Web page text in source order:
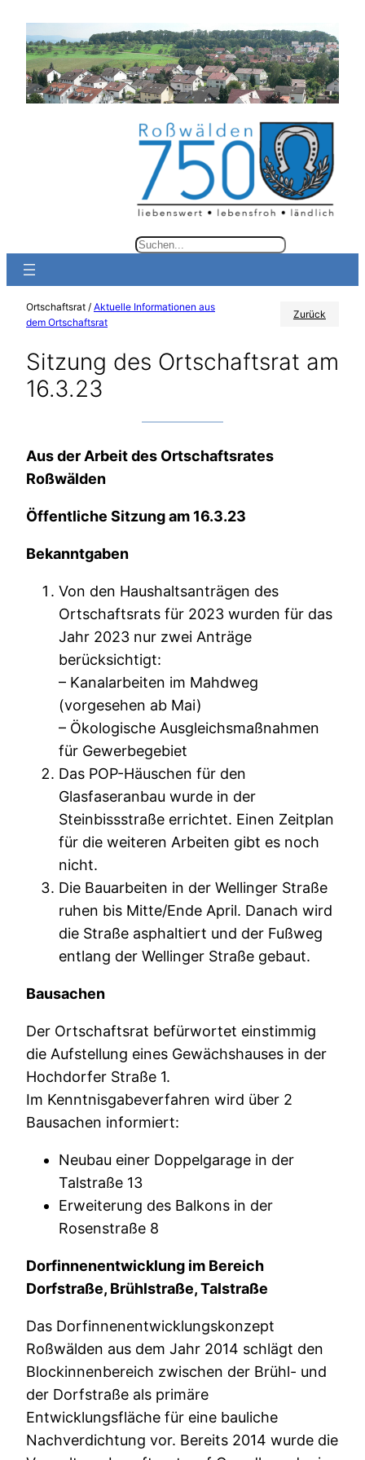
Inhalt
springen
S
c
h
n
Ortschaftsrat / Aktuelle Informationen aus
dem Ortschaftsrat
Zurück
Sitzung des Ortschaftsrat am
16.3.23
Aus der Arbeit des Ortschaftsrates
Roßwälden
Öffentliche Sitzung am 16.3.23
Bekanntgaben
Von den Haushaltsanträgen des
Ortschaftsrats für 2023 wurden für das
Jahr 2023 nur zwei Anträge
berücksichtigt:
– Kanalarbeiten im Mahdweg
(vorgesehen ab Mai)
– Ökologische Ausgleichsmaßnahmen
für Gewerbegebiet
Das POP-Häuschen für den
Glasfaseranbau wurde in der
Steinbissstraße errichtet. Einen Zeitplan
für die weiteren Arbeiten gibt es noch
nicht.
Die Bauarbeiten in der Wellinger Straße
ruhen bis Mitte/Ende April. Danach wird
die Straße asphaltiert und der Fußweg
entlang der Wellinger Straße gebaut.
Bausachen
Der Ortschaftsrat befürwortet einstimmig
die Aufstellung eines Gewächshauses in der
Hochdorfer Straße 1.
Im Kenntnisgabeverfahren wird über 2
Bausachen informiert:
Neubau einer Doppelgarage in der
Talstraße 13
Erweiterung des Balkons in der
Rosenstraße 8
Dorfinnenentwicklung im Bereich
Dorfstraße, Brühlstraße, Talstraße
Das Dorfinnenentwicklungskonzept
Roßwälden aus dem Jahr 2014 schlägt den
Blockinnenbereich zwischen der Brühl- und
der Dorfstraße als primäre
Entwicklungsfläche für eine bauliche
Nachverdichtung vor. Bereits 2014 wurde die